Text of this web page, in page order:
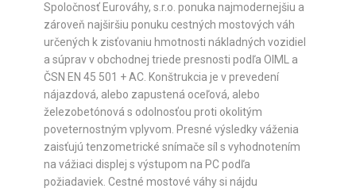
KONTAKT
Spoločnosť Eurováhy, s.r.o. ponuka najmodernejšiu a
zároveň najširšiu ponuku cestných mostových váh
určených k zisťovaniu hmotnosti nákladných vozidiel
a súprav v obchodnej triede presnosti podľa OIML a
ČSN EN 45 501 + AC. Konštrukcia je v prevedení
nájazdová, alebo zapustená oceľová, alebo
železobetónová s odolnosťou proti okolitým
poveternostným vplyvom. Presné výsledky váženia
zaisťujú tenzometrické snímače síl s vyhodnotením
na vážiaci displej s výstupom na PC podľa
požiadaviek. Cestné mostové váhy si nájdu